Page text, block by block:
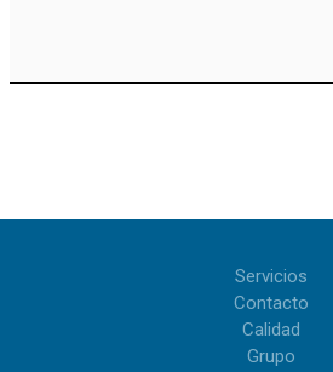
Servicios
Contacto
Calidad
Grupo